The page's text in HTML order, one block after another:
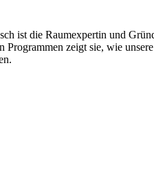
ist die Raumexpertin und
zeigt sie, wie